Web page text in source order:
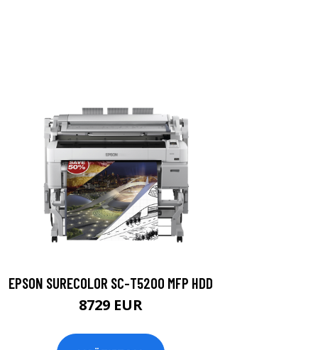
EPSON SURECOLOR SC-T5200 MFP HDD
8729 EUR